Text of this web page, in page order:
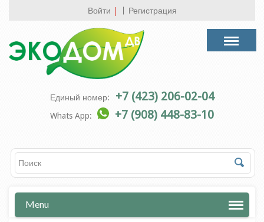
Войти Регистрация
Единый номер: +7 (423) 206-02-04
Whats App: +7 (908) 448-83-10
Menu